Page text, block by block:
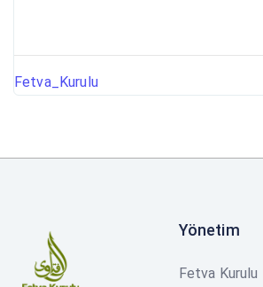
Fetva_Kurulu
Yönetim
Fetva Kurulu